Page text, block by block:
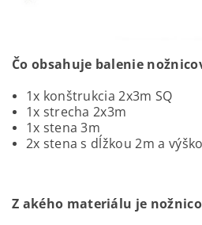
Čo obsahuje balenie
1x konštrukcia 2x3m SQ
1x strecha 2x3m
1x stena 3m
2x stena s dĺžkou 2m a
Z akého materiálu je